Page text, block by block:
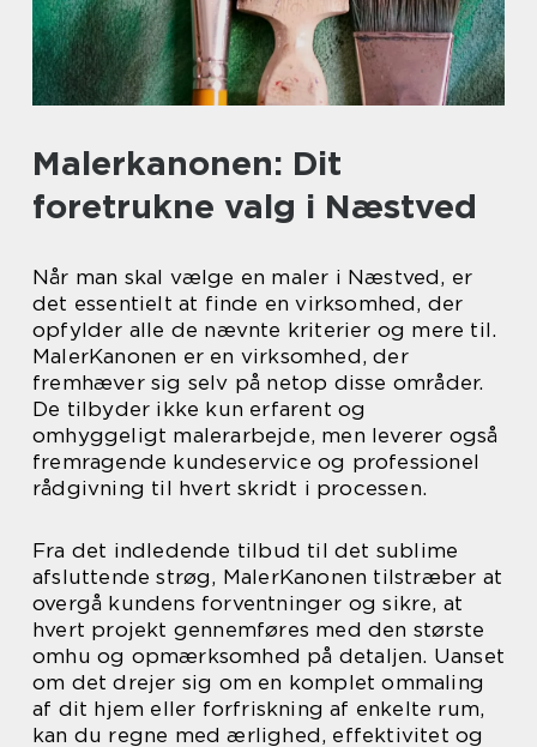
Malerkanonen: Dit
foretrukne valg i Næstved
Når man skal vælge en maler i Næstved, er
det essentielt at finde en virksomhed, der
opfylder alle de nævnte kriterier og mere til.
MalerKanonen er en virksomhed, der
fremhæver sig selv på netop disse områder.
De tilbyder ikke kun erfarent og
omhyggeligt malerarbejde, men leverer også
fremragende kundeservice og professionel
rådgivning til hvert skridt i processen.
Fra det indledende tilbud til det sublime
afsluttende strøg, MalerKanonen tilstræber at
overgå kundens forventninger og sikre, at
hvert projekt gennemføres med den største
omhu og opmærksomhed på detaljen. Uanset
om det drejer sig om en komplet ommaling
af dit hjem eller forfriskning af enkelte rum,
kan du regne med ærlighed, effektivitet og